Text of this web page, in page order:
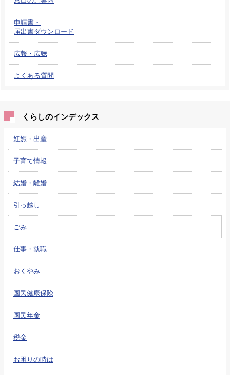
申請書・
届出書ダウンロード
広報・広聴
よくある質問
くらしのインデックス
妊娠・出産
子育て情報
結婚・離婚
引っ越し
ごみ
仕事・就職
おくやみ
国民健康保険
国民年金
税金
お困りの時は